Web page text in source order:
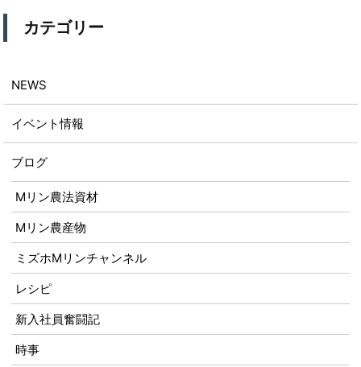
カテゴリー
NEWS
イベント情報
ブログ
Mリン農法資材
Mリン農産物
ミズホMリンチャンネル
レシピ
新入社員奮闘記
時事